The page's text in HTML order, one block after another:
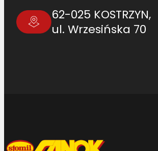
62-025 KOSTRZYN,
ul. Wrzesińska 70